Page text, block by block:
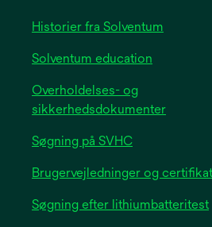
Historier fra Solventum
Solventum education
Overholdelses- og
sikkerhedsdokumenter
Søgning på SVHC
Brugervejledninger og
Søgning efter lithiumbatteritest